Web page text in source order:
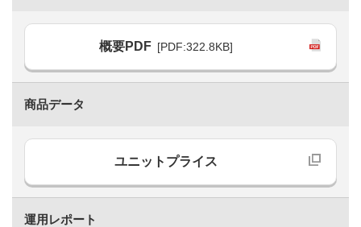
概要PDF [PDF:322.8KB]
商品データ
ユニットプライス
運用レポート